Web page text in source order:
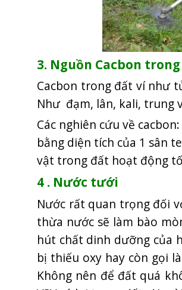
3. Nguồn Cacbon
Cacbon trong đất ví như
Như đạm, lân, kali, trung
Các nghiên cứu về
bằng diện tích của 1 sân
vật trong đất hoạt động
4 . Nước tưới
Nước rất quan trọng đối
thừa nước sẽ làm bào
hút chất dinh dưỡng của
bị thiếu oxy hay còn gọi
Không nên để đất quá